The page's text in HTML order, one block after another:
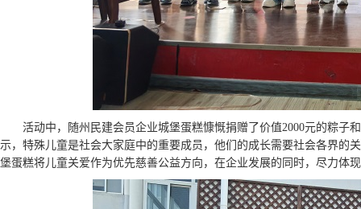
活动中，随州民建会员企业城堡蛋糕慷慨捐赠了价值2000元的粽子
示，特殊儿童是社会大家庭中的重要成员，他们的成长需要社会各界的
堡蛋糕将儿童关爱作为优先慈善公益方向，在企业发展的同时，尽力体